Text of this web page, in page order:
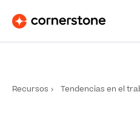
Recursos Tendencias en el